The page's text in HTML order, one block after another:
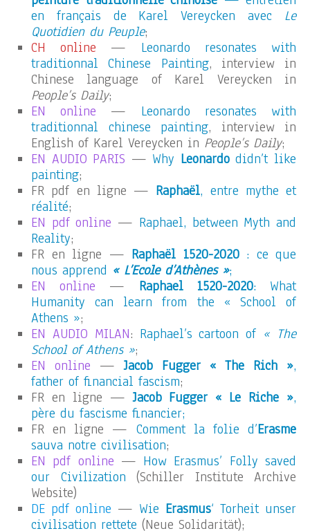
en français de Karel Vereycken avec Le
Quotidien du Peuple;
CH online — Leonardo resonates with
traditionnal Chinese Painting, interview in
Chinese language of Karel Vereycken in
People’s Daily;
EN online — Leonardo resonates with
traditionnal chinese painting, interview in
English of Karel Vereycken in People’s Daily;
EN AUDIO PARIS — Why Leonardodidn’t like
painting;
FR pdf en ligne — Raphaël, entre mythe et
réalité;
EN pdf online — Raphael, between Myth and
Reality;
FR en ligne — Raphaël 1520-2020: ce que
nous apprend « L’Ecole d’Athènes »;
EN online — Raphael 1520-2020: What
Humanity can learn from the « School of
Athens »;
EN AUDIO MILAN: Raphael’s cartoon of « The
School of Athens »;
EN online —Jacob Fugger « The Rich »,
father of financial fascism;
FR en ligne —Jacob Fugger « Le Riche »,
père du fascisme financier;
FR en ligne — Comment la folie d’Erasme
sauva notre civilisation;
EN pdf online — How Erasmus’ Folly saved
our Civilization (Schiller Institute Archive
Website)
DE pdf online — Wie Erasmus‘ Torheit unser
civilisation rettete (Neue Solidarität);